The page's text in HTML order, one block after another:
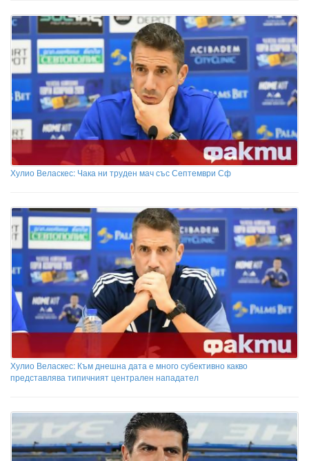
Хулио Веласкес: Чака ни труден мач със Септември Сф
Хулио Веласкес: Към днешна дата е много субективно какво
представлява типичният централен нападател